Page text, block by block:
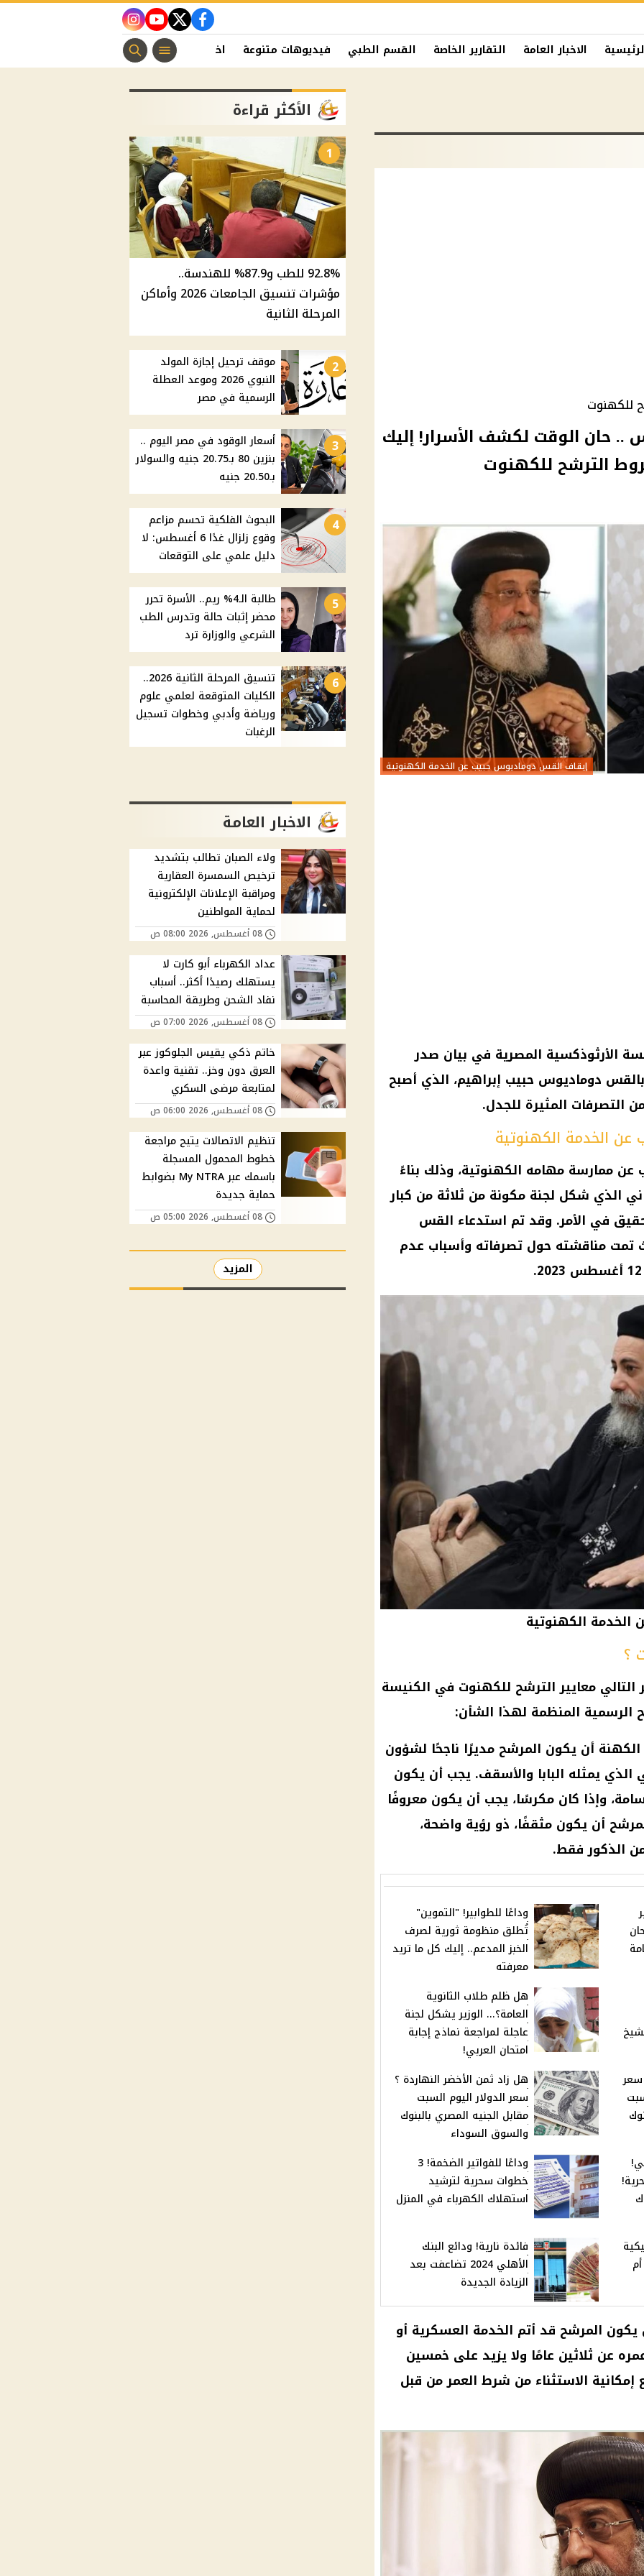
facebook
twitter
youtube
instagram
الاخبار العامة التقارير الخاصة القسم الطبي فيديوهات متنوعة اخبار الفن منوعات مسيحية
للكهنوت
حان الوقت لكشف الأسرار! إليك
الترشح للكهنوت
إيقاف القس دوماديوس حبيب عن الخدمة الكهنوتية
الأرثوذكسية المصرية في بيان صدر
دوماديوس حبيب إبراهيم، الذي أصبح
المثيرة للجدل.
الخدمة الكهنوتية
ممارسة مهامه الكهنوتية، وذلك بناءً
الذي شكل لجنة مكونة من ثلاثة من كبار
في الأمر. وقد تم استدعاء القس
تمت مناقشته حول تصرفاته وأسباب عدم
الكهنوتية
؟
معايير الترشح للكهنوت في الكنيسة
الرسمية المنظمة لهذا الشأن:
أن يكون المرشح مديرًا ناجحًا لشؤون
يمثله البابا والأسقف. يجب أن يكون
وإذا كان مكرسًا، يجب أن يكون معروفًا
أن يكون مثقفًا، ذو رؤية واضحة،
الذكور فقط.
وداعًا للطوابير! "التموين"
تُطلق منظومة ثورية لصرف
الخبز المدعم.. إليك كل ما تريد
معرفته
هل ظلم طلاب الثانوية
العامة؟... الوزير يشكل لجنة
عاجلة لمراجعة نماذج إجابة
امتحان العربي!
؟ سعر
هل زاد ثمن الأخضر النهاردة ؟
سعر الدولار اليوم السبت
مقابل الجنيه المصري بالبنوك
والسوق السوداء
وداعًا للفواتير الضخمة! 3
خطوات سحرية لترشيد
استهلاك الكهرباء في المنزل
فائدة نارية! ودائع البنك
الأهلي 2024 تضاعفت بعد
الزيادة الجديدة
يكون المرشح قد أتم الخدمة العسكرية أو
عن ثلاثين عامًا ولا يزيد على خمسين
الاستثناء من شرط العمر من قبل
الأكثر قراءة
1
92.8% للطب و87.9% للهندسة..
مؤشرات تنسيق الجامعات 2026 وأماكن
المرحلة الثانية
2
موقف ترحيل إجازة المولد
النبوي 2026 وموعد العطلة
الرسمية في مصر
3
أسعار الوقود في مصر اليوم ..
بنزين 80 بـ20.75 جنيه والسولار
بـ20.50 جنيه
4
البحوث الفلكية تحسم مزاعم
وقوع زلزال غدًا 6 أغسطس: لا
دليل علمي على التوقعات
5
طالبة الـ4% ريم.. الأسرة تحرر
محضر إثبات حالة وتدرس الطب
الشرعي والوزارة ترد
6
تنسيق المرحلة الثانية 2026..
الكليات المتوقعة لعلمي علوم
ورياضة وأدبي وخطوات تسجيل
الرغبات
الاخبار العامة
ولاء الصبان تطالب بتشديد
ترخيص السمسرة العقارية
ومراقبة الإعلانات الإلكترونية
لحماية المواطنين
08 أغسطس, 2026 08:00 ص
عداد الكهرباء أبو كارت لا
يستهلك رصيدًا أكثر.. أسباب
نفاد الشحن وطريقة المحاسبة
08 أغسطس, 2026 07:00 ص
خاتم ذكي يقيس الجلوكوز عبر
العرق دون وخز.. تقنية واعدة
لمتابعة مرضى السكري
08 أغسطس, 2026 06:00 ص
تنظيم الاتصالات يتيح مراجعة
خطوط المحمول المسجلة
باسمك عبر My NTRA بضوابط
حماية جديدة
08 أغسطس, 2026 05:00 ص
المزيد